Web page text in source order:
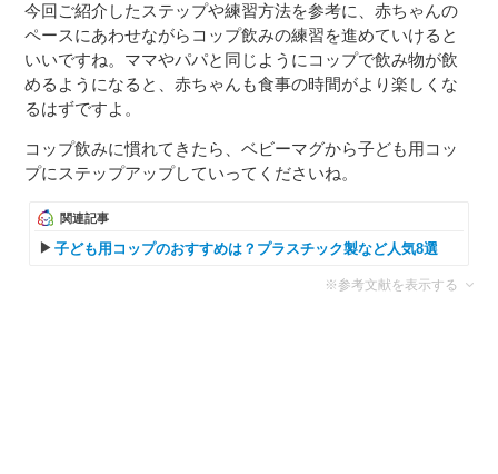
今回ご紹介したステップや練習方法を参考に、赤ちゃんの
ペースにあわせながらコップ飲みの練習を進めていけると
いいですね。ママやパパと同じようにコップで飲み物が飲
めるようになると、赤ちゃんも食事の時間がより楽しくな
るはずですよ。
コップ飲みに慣れてきたら、ベビーマグから子ども用コッ
プにステップアップしていってくださいね。
関連記事
子ども用コップのおすすめは？プラスチック製など人気8選
※参考文献を表示する